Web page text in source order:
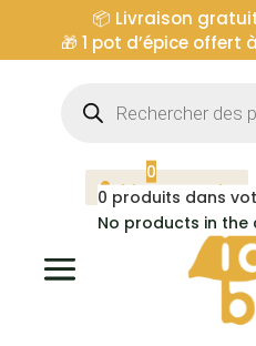
📦 Livraison
🎁 1 pot d’épice
produits
Mon compte
0
0 produits dans
No products in the